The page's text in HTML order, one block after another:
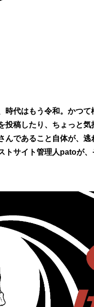
代はもう令和。かつて
投稿したり、ちょっと
んであること自体が、
サイト管理人patoが、